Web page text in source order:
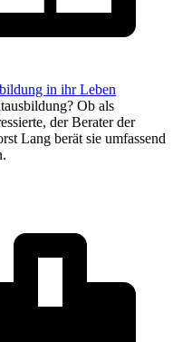
in ihr Leben
Ob als
der Berater der
Lang berät sie umfassend